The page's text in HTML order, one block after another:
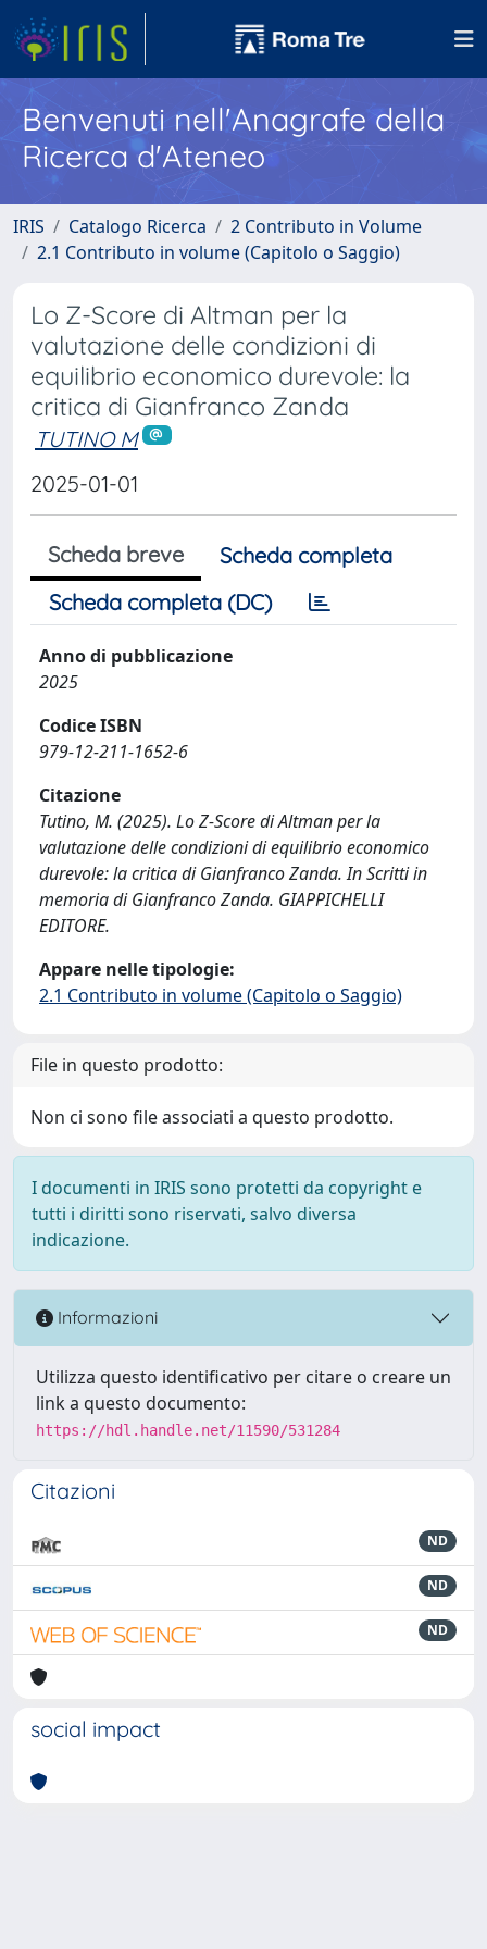
Benvenuti nell'Anagrafe della
Ricerca d'Ateneo
IRIS Catalogo Ricerca
2 Contributo in Volume
2.1 Contributo in volume (Capitolo o Saggio)
Lo Z-Score di Altman per la
valutazione delle condizioni di
equilibrio economico durevole: la
critica di Gianfranco Zanda
TUTINO M
2025-01-01
Scheda breve
Scheda completa
Scheda completa (DC)
Anno di pubblicazione
2025
Codice ISBN
979-12-211-1652-6
Citazione
Tutino, M. (2025). Lo Z-Score di Altman per la
valutazione delle condizioni di equilibrio economico
durevole: la critica di Gianfranco Zanda. In Scritti in
memoria di Gianfranco Zanda. GIAPPICHELLI
EDITORE.
Appare nelle tipologie:
2.1 Contributo in volume (Capitolo o Saggio)
File in questo prodotto:
Non ci sono file associati a questo prodotto.
I documenti in IRIS sono protetti da copyright e
tutti i diritti sono riservati, salvo diversa
indicazione.
Informazioni
Utilizza questo identificativo per citare o creare un
link a questo documento:
https://hdl.handle.net/11590/531284
Citazioni
ND
ND
ND
social impact